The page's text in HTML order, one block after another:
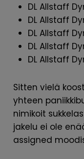
DL Allstaff
DL Allstaff
DL Allstaff
DL Allstaff
DL Allstaff
Sitten vielä
yhteen
nimikoit
jakelu ei ole
assigned